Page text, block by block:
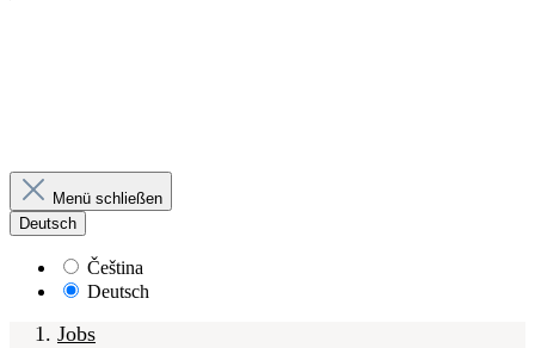
Menü schließen
Deutsch
Čeština
Deutsch
Jobs